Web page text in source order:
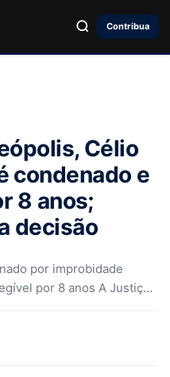
Contribua
Célio
condenado e
8 anos;
decisão
por improbidade
por 8 anos A Justiça